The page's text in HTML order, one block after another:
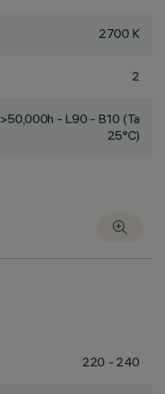
2700 K
2
>50,000h - L90 - B10 (Ta
25°C)
220 - 240